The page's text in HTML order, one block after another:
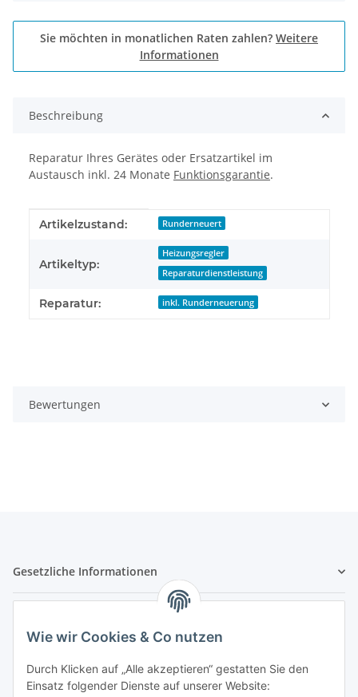
Wie wir Cookies & Co nutzen
Durch Klicken auf „Alle akzeptieren“ gestatten Sie den
Einsatz folgender Dienste auf unserer Website:
Sie möchten in monatlichen Raten zahlen? Weitere
Informationen
Beschreibung
Reparatur Ihres Gerätes oder Ersatzartikel im
Austausch inkl. 24 Monate Funktionsgarantie.
Produkteigenschaft
Wert
Artikelzustand: Runderneuert
Artikeltyp:
Heizungsregler
Reparaturdienstleistung
Reparatur: inkl. Runderneuerung
Bewertungen
Gesetzliche Informationen